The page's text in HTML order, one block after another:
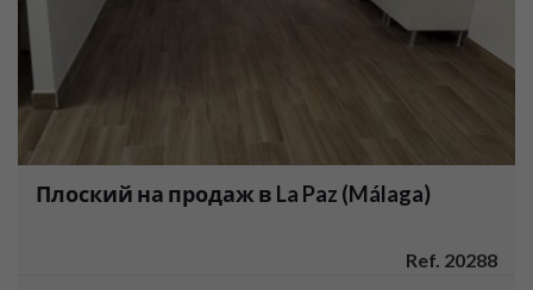
Плоский на продаж в La Paz (Málaga)
Ref. 20288